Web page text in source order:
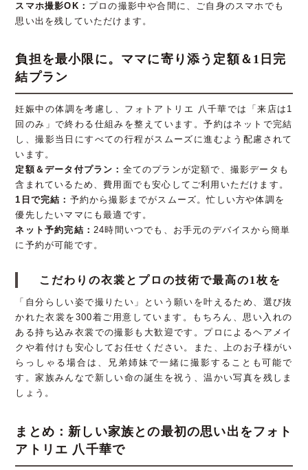
スマホ撮影OK： プロの撮影中や合間に、ご自身のスマホでも
思い出を残していただけます。
負担を最小限に。ママに寄り添う定額＆1日完
結プラン
妊娠中の体調を考慮し、フォトアトリエ 八千華では「来店は1
回のみ」で終わる仕組みを整えています。予約はネットで完結
し、撮影当日にすべての行程がスムーズに進むよう配慮されて
います。
定額＆データ付プラン： 全てのプランが定額で、撮影データも
含まれているため、費用面でも安心してご利用いただけます。
1日で完結： 予約から撮影までがスムーズ。忙しい方や体調を
優先したいママにも最適です。
ネット予約完結： 24時間いつでも、お手元のデバイスから簡単
に予約が可能です。
こだわりの衣裳とプロの技術で最高の1枚を
「自分らしい姿で撮りたい」という願いを叶えるため、選び抜
かれた衣裳を300着ご用意しています。もちろん、思い入れの
ある持ち込み衣裳での撮影も大歓迎です。プロによるヘアメイ
クや着付けも安心してお任せください。また、上のお子様がい
らっしゃる場合は、兄弟姉妹で一緒に撮影することも可能で
す。家族みんなで新しい命の誕生を祝う、温かい写真を残しま
しょう。
まとめ：新しい家族との最初の思い出をフォト
アトリエ 八千華で